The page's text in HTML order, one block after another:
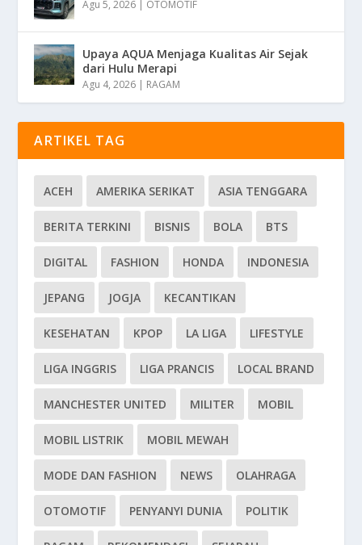
Agu 5, 2026 | OTOMOTIF
Upaya AQUA Menjaga Kualitas Air Sejak
dari Hulu Merapi
Agu 4, 2026 | RAGAM
ARTIKEL TAG
ACEH AMERIKA SERIKAT ASIA TENGGARA
BERITA TERKINI BISNIS BOLA BTS
DIGITAL FASHION HONDA INDONESIA
JEPANG JOGJA KECANTIKAN
KESEHATAN KPOP LA LIGA LIFESTYLE
LIGA INGGRIS LIGA PRANCIS LOCAL BRAND
MANCHESTER UNITED MILITER MOBIL
MOBIL LISTRIK MOBIL MEWAH
MODE DAN FASHION NEWS OLAHRAGA
OTOMOTIF PENYANYI DUNIA POLITIK